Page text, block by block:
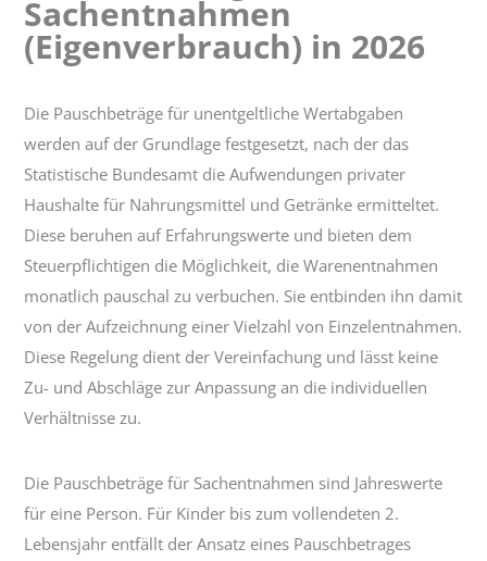
Sachentnahmen
(Eigenverbrauch)
Sachentnahmen
(Eigenverbrauch) in 2026
Die Pauschbeträge für unentgeltliche Wertabgaben
werden auf der Grundlage festgesetzt, nach der das
Statistische Bundesamt die Aufwendungen privater
Haushalte für Nahrungsmittel und Getränke ermitteltet.
Diese beruhen auf Erfahrungswerte und bieten dem
Steuerpflichtigen die Möglichkeit, die Warenentnahmen
monatlich pauschal zu verbuchen. Sie entbinden ihn damit
von der Aufzeichnung einer Vielzahl von Einzelentnahmen.
Diese Regelung dient der Vereinfachung und lässt keine
Zu- und Abschläge zur Anpassung an die individuellen
Verhältnisse zu.
Die Pauschbeträge für Sachentnahmen sind Jahreswerte
für eine Person. Für Kinder bis zum vollendeten 2.
Lebensjahr entfällt der Ansatz eines Pauschbetrages